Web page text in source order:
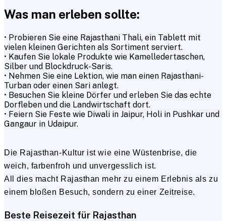
Was man erleben sollte:
• Probieren Sie eine Rajasthani Thali, ein Tablett mit
vielen kleinen Gerichten als Sortiment serviert.
• Kaufen Sie lokale Produkte wie Kamelledertaschen,
Silber und Blockdruck-Saris.
• Nehmen Sie eine Lektion, wie man einen Rajasthani-
Turban oder einen Sari anlegt.
• Besuchen Sie kleine Dörfer und erleben Sie das echte
Dorfleben und die Landwirtschaft dort.
• Feiern Sie Feste wie Diwali in Jaipur, Holi in Pushkar und
Gangaur in Udaipur.
Die Rajasthan-Kultur ist wie eine Wüstenbrise, die
weich, farbenfroh und unvergesslich ist.
All dies macht Rajasthan mehr zu einem Erlebnis als zu
einem bloßen Besuch, sondern zu einer Zeitreise.
Beste Reisezeit für Rajasthan